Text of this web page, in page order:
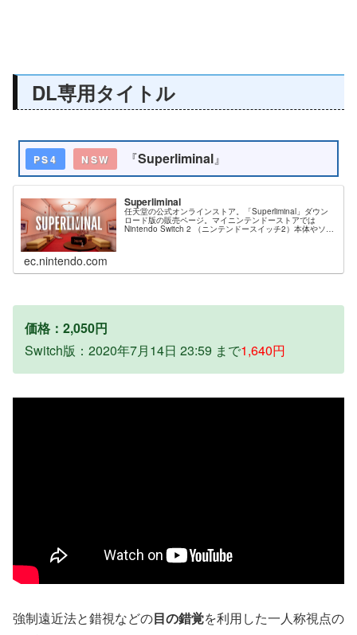
DL専用タイトル
PS4 NSW 『Superliminal』
Superliminal
任天堂の公式オンラインストア。「Superliminal」ダウン
ロード版の販売ページ。マイニンテンドーストアでは
Nintendo Switch 2 （ニンテンドースイッチ2）本体やソフ
ト、オリジナルグッズ、公式ストア限定商品などを販売
ec.nintendo.com
価格：2,050円
Switch版：2020年7月14日 23:59 まで1,640円
強制遠近法と錯視などの目の錯覚を利用した一人称視点の